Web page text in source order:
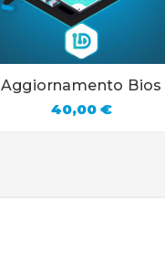

Aggiornamento Bios
40,00 €